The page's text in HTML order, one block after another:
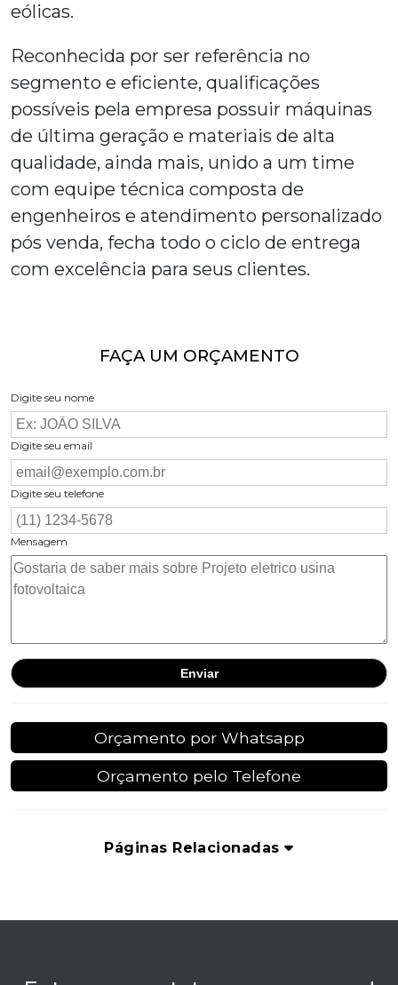
eólicas.
Reconhecida por ser referência no
segmento e eficiente, qualificações
possíveis pela empresa possuir máquinas
de última geração e materiais de alta
qualidade, ainda mais, unido a um time
com equipe técnica composta de
engenheiros e atendimento personalizado
pós venda, fecha todo o ciclo de entrega
com excelência para seus clientes.
FAÇA UM ORÇAMENTO
Digite seu nome
Digite seu email
Digite seu telefone
Mensagem
Orçamento por Whatsapp
Orçamento pelo Telefone
Páginas Relacionadas